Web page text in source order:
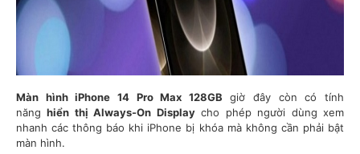
Màn hình iPhone 14 Pro Max 128GB giờ đây còn có tính
nănghiển thị Always-On Displaycho phép người dùng xem
nhanh các thông báo khi iPhone bị khóa mà không cần phải bật
màn hình.